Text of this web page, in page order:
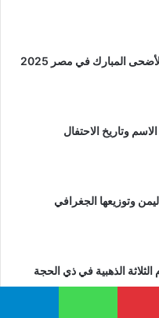
المبارك في مصر 2025
وتاريخ الاحتفال
وتوزيعها الجغرافي
الثلاثة الذهبية في ذي الحجة